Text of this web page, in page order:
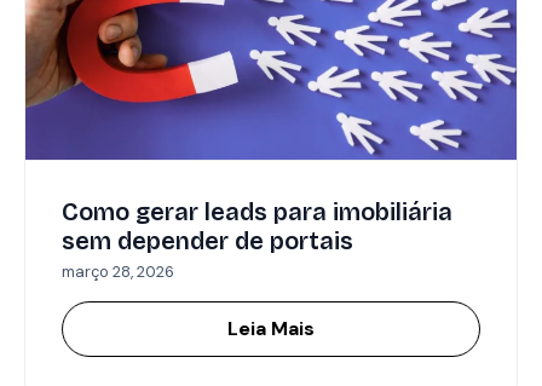
Como gerar leads para imobiliária
sem depender de portais
março 28, 2026
Leia Mais